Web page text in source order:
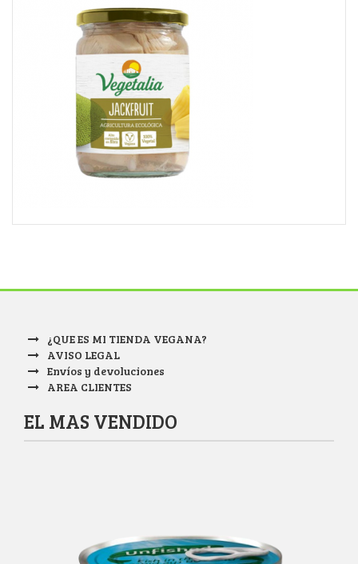
¿QUE ES MI TIENDA VEGANA?
AVISO LEGAL
Envíos y devoluciones
AREA CLIENTES
EL MAS VENDIDO